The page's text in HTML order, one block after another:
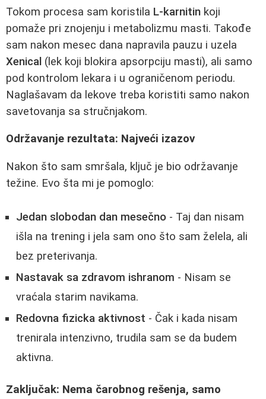
Tokom procesa sam koristila L-karnitin koji
pomaže pri znojenju i metabolizmu masti. Takođe
sam nakon mesec dana napravila pauzu i uzela
Xenical (lek koji blokira apsorpciju masti), ali samo
pod kontrolom lekara i u ograničenom periodu.
Naglašavam da lekove treba koristiti samo nakon
savetovanja sa stručnjakom.
Održavanje rezultata: Najveći izazov
Nakon što sam smršala, ključ je bio održavanje
težine. Evo šta mi je pomoglo:
Jedan slobodan dan mesečno - Taj dan nisam
išla na trening i jela sam ono što sam želela, ali
bez preterivanja.
Nastavak sa zdravom ishranom - Nisam se
vraćala starim navikama.
Redovna fizicka aktivnost - Čak i kada nisam
trenirala intenzivno, trudila sam se da budem
aktivna.
Zaključak: Nema čarobnog rešenja, samo